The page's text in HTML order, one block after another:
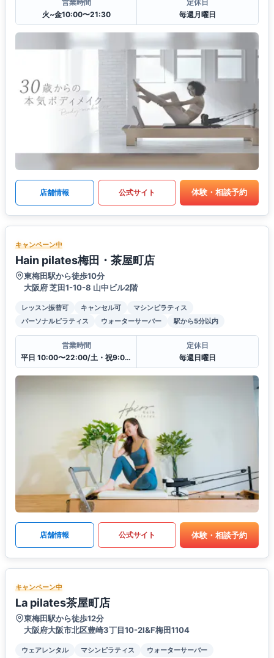
営業時間
火~金10:00〜21:30
定休日
毎週月曜日
店舗情報 公式サイト 体験・相談予約
キャンペーン中
Hain pilates梅田・茶屋町店
東梅田駅から徒歩10分
大阪府 芝田1-10-8 山中ビル2階
レッスン振替可 キャンセル可
マシンピラティス
パーソナルピラティス
ウォーターサーバー 駅から5分以内
営業時間
平日 10:00〜22:00/土・祝9:00〜19:00
定休日
毎週日曜日
店舗情報 公式サイト 体験・相談予約
キャンペーン中
La pilates茶屋町店
東梅田駅から徒歩12分
大阪府大阪市北区豊崎3丁目10-2I&F梅田1104
ウェアレンタル マシンピラティス
ウォーターサーバー